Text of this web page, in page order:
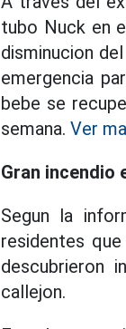
tubo Nuck en
disminucion
emergencia
bebe se
semana. Ver
Gran incendio
Segun la
residentes
descubrieron
callejon.